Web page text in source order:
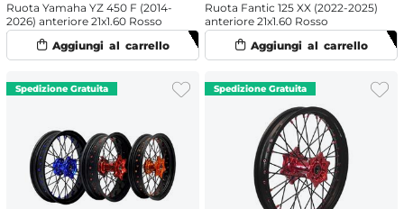
Ruota Yamaha YZ 450 F (2014-
2026) anteriore 21x1.60 Rosso
Ruota Fantic 125 XX (2022-2025)
anteriore 21x1.60 Rosso